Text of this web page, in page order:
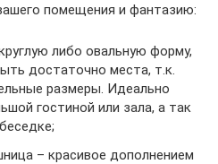
помещения и фантазию:
либо овальную форму,
достаточно места, т.к.
размеры. Идеально
гостиной или зала, а так
– красивое дополнением